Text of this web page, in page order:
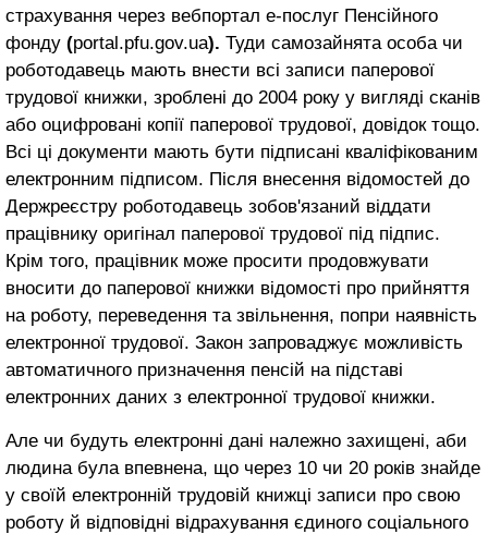
страхування через вебпортал е-послуг Пенсійного
фонду (portal.pfu.gov.ua). Туди самозайнята особа чи
роботодавець мають внести всі записи паперової
трудової книжки, зроблені до 2004 року у вигляді сканів
або оцифровані копії паперової трудової, довідок тощо.
Всі ці документи мають бути підписані кваліфікованим
електронним підписом. Після внесення відомостей до
Держреєстру роботодавець зобов'язаний віддати
працівнику оригінал паперової трудової під підпис.
Крім того, працівник може просити продовжувати
вносити до паперової книжки відомості про прийняття
на роботу, переведення та звільнення, попри наявність
електронної трудової. Закон запроваджує можливість
автоматичного призначення пенсій на підставі
електронних даних з електронної трудової книжки.
Але чи будуть електронні дані належно захищені, аби
людина була впевнена, що через 10 чи 20 років знайде
у своїй електронній трудовій книжці записи про свою
роботу й відповідні відрахування єдиного соціального